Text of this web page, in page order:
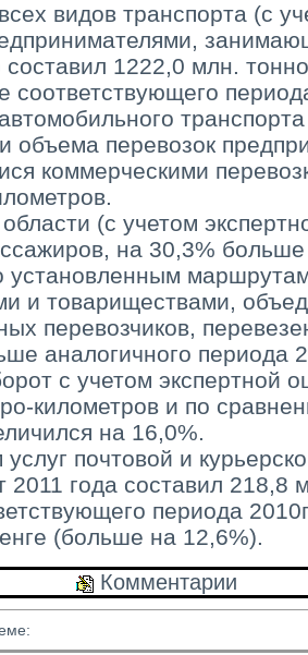
видов транспорта (с
cоставил 1222,0 млн.
соответствующего
объема перевозок
коммерческими
(с учетом
на 30,3% больше
установленным
и товариществами,
перевозчиков,
аналогичного периода
с учетом экспертной
километров и по
на 16,0%.
почтовой и
2011 года составил 218,8
периода
(больше на 12,6%).
Комментарии